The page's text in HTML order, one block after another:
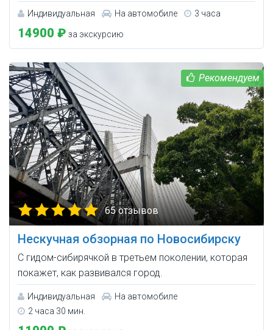
Индивидуальная На автомобиле 3 часа
14900 ₽ за экскурсию
65 отзывов
Нескучная обзорная по Новосибирску
С гидом-сибирячкой в третьем поколении, которая
покажет, как развивался город.
Индивидуальная
На автомобиле
2 часа 30 мин.